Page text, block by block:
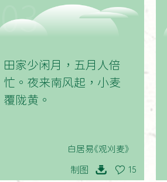
03
田家少闲月，五月人倍
忙。夜来南风起，小麦
覆陇黄。
白居易《观刈麦》
制图 15